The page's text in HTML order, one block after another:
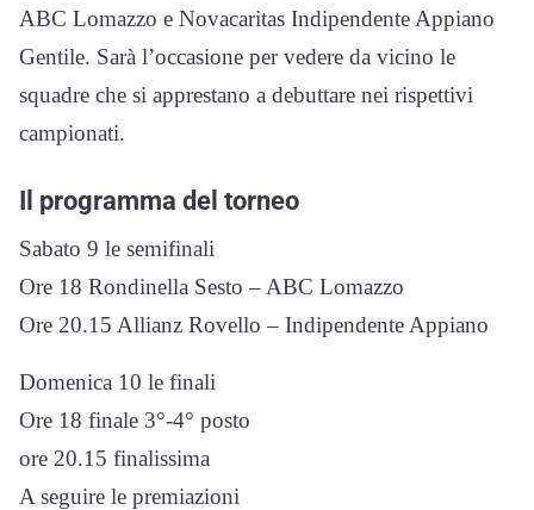
ABC Lomazzo e Novacaritas Indipendente Appiano
Gentile. Sarà l’occasione per vedere da vicino le
squadre che si apprestano a debuttare nei rispettivi
campionati.
Il programma del torneo
Sabato 9 le semifinali
Ore 18 Rondinella Sesto – ABC Lomazzo
Ore 20.15 Allianz Rovello – Indipendente Appiano
Domenica 10 le finali
Ore 18 finale 3°-4° posto
ore 20.15 finalissima
A seguire le premiazioni